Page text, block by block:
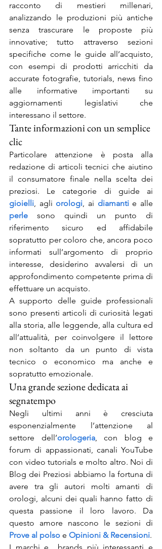
racconto di mestieri millenari,
analizzando le produzioni più antiche
senza trascurare le proposte più
innovative; tutto attraverso sezioni
specifiche come le guide all’acquisto,
con esempi di prodotti arricchiti da
accurate fotografie, tutorials, news fino
alle informative importanti su
aggiornamenti legislativi che
interessano il settore.
Tante informazioni con un semplice
clic
Particolare attenzione è posta alla
redazione di articoli tecnici che aiutino
il consumatore finale nella scelta dei
preziosi. Le categorie di guide ai
gioielli, agli orologi, ai diamanti e alle
perle sono quindi un punto di
riferimento sicuro ed affidabile
sopratutto per coloro che, ancora poco
informati sull’argomento di proprio
interesse, desiderino avvalersi di un
approfondimento competente prima di
effettuare un acquisto.
A supporto delle guide professionali
sono presenti articoli di curiosità legati
alla storia, alle leggende, alla cultura ed
all’attualità, per coinvolgere il lettore
non soltanto da un punto di vista
tecnico o economico ma anche e
sopratutto emozionale.
Una grande sezione dedicata ai
segnatempo
Negli ultimi anni è cresciuta
esponenzialmente l’attenzione al
settore dell’orologeria, con blog e
forum di appassionati, canali YouTube
con video tutorials e molto altro. Noi di
Blog dei Preziosi abbiamo la fortuna di
avere tra gli autori molti amanti di
orologi, alcuni dei quali hanno fatto di
questa passione il loro lavoro. Da
Prove al polso e Opinioni & Recensioni.